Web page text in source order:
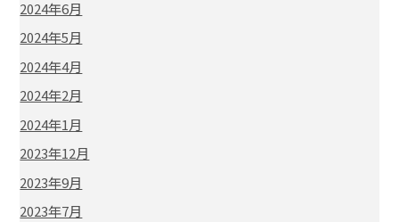
2024年6月
2024年5月
2024年4月
2024年2月
2024年1月
2023年12月
2023年9月
2023年7月